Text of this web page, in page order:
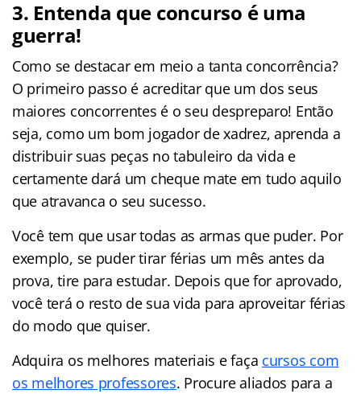
3. Entenda que concurso é uma
guerra!
Como se destacar em meio a tanta concorrência?
O primeiro passo é acreditar que um dos seus
maiores concorrentes é o seu despreparo! Então
seja, como um bom jogador de xadrez, aprenda a
distribuir suas peças no tabuleiro da vida e
certamente dará um cheque mate em tudo aquilo
que atravanca o seu sucesso.
Você tem que usar todas as armas que puder. Por
exemplo, se puder tirar férias um mês antes da
prova, tire para estudar. Depois que for aprovado,
você terá o resto de sua vida para aproveitar férias
do modo que quiser.
Adquira os melhores materiais e faça cursos com
os melhores professores. Procure aliados para a